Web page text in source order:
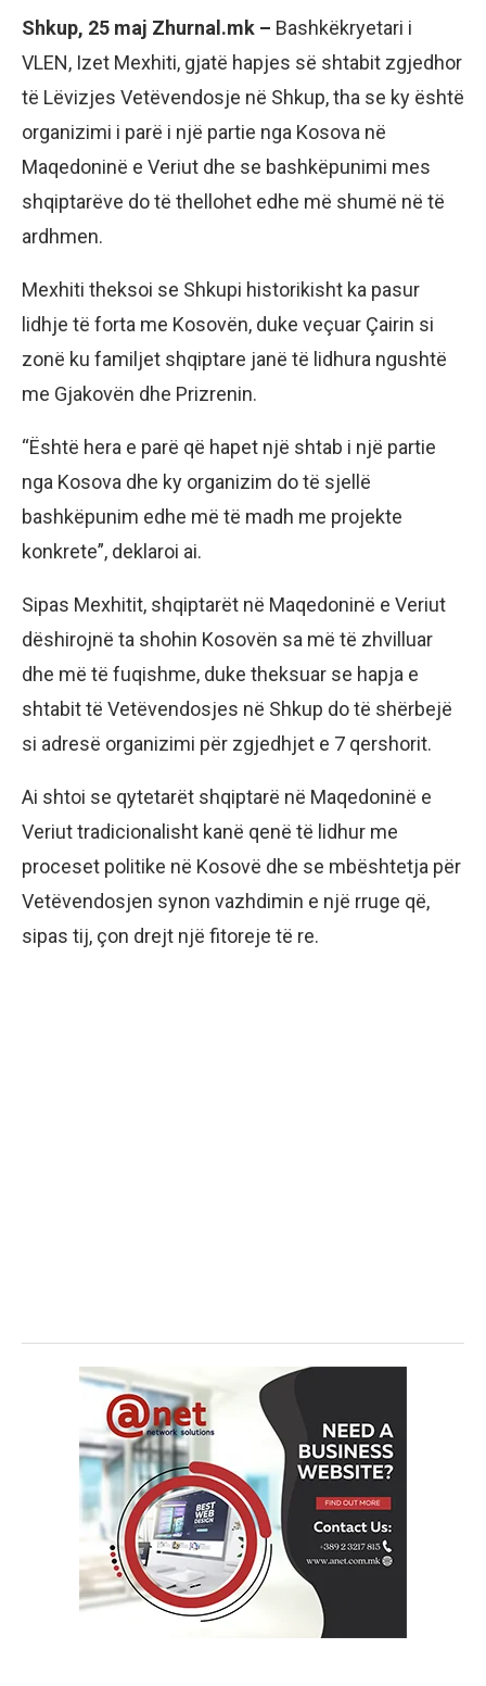
Shkup, 25 maj Zhurnal.mk – Bashkëkryetari i
VLEN, Izet Mexhiti, gjatë hapjes së shtabit zgjedhor
të Lëvizjes Vetëvendosje në Shkup, tha se ky është
organizimi i parë i një partie nga Kosova në
Maqedoninë e Veriut dhe se bashkëpunimi mes
shqiptarëve do të thellohet edhe më shumë në të
ardhmen.
Mexhiti theksoi se Shkupi historikisht ka pasur
lidhje të forta me Kosovën, duke veçuar Çairin si
zonë ku familjet shqiptare janë të lidhura ngushtë
me Gjakovën dhe Prizrenin.
“Është hera e parë që hapet një shtab i një partie
nga Kosova dhe ky organizim do të sjellë
bashkëpunim edhe më të madh me projekte
konkrete”, deklaroi ai.
Sipas Mexhitit, shqiptarët në Maqedoninë e Veriut
dëshirojnë ta shohin Kosovën sa më të zhvilluar
dhe më të fuqishme, duke theksuar se hapja e
shtabit të Vetëvendosjes në Shkup do të shërbejë
si adresë organizimi për zgjedhjet e 7 qershorit.
Ai shtoi se qytetarët shqiptarë në Maqedoninë e
Veriut tradicionalisht kanë qenë të lidhur me
proceset politike në Kosovë dhe se mbështetja për
Vetëvendosjen synon vazhdimin e një rruge që,
sipas tij, çon drejt një fitoreje të re.